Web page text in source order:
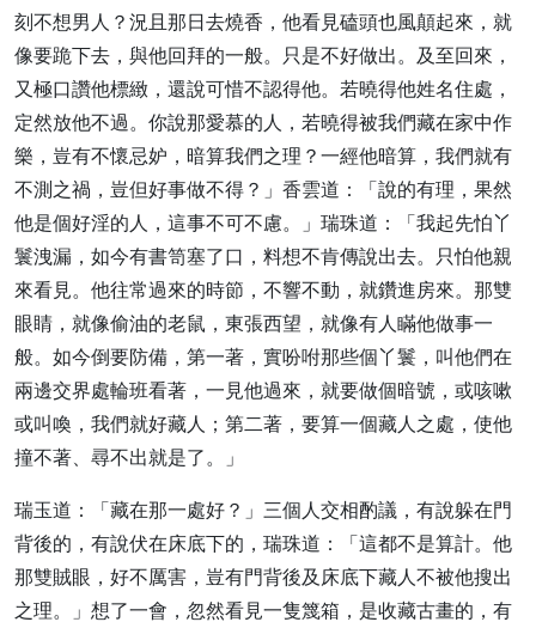
刻不想男人？況且那日去燒香，他看見磕頭也風顛起來，就
像要跪下去，與他回拜的一般。只是不好做出。及至回來，
又極口讚他標緻，還說可惜不認得他。若曉得他姓名住處，
定然放他不過。你說那愛慕的人，若曉得被我們藏在家中作
樂，豈有不懷忌妒，暗算我們之理？一經他暗算，我們就有
不測之禍，豈但好事做不得？」香雲道：「說的有理，果然
他是個好淫的人，這事不可不慮。」瑞珠道：「我起先怕丫
鬟洩漏，如今有書笥塞了口，料想不肯傳說出去。只怕他親
來看見。他往常過來的時節，不響不動，就鑽進房來。那雙
眼睛，就像偷油的老鼠，東張西望，就像有人瞞他做事一
般。如今倒要防備，第一著，實吩咐那些個丫鬟，叫他們在
兩邊交界處輪班看著，一見他過來，就要做個暗號，或咳嗽
或叫喚，我們就好藏人；第二著，要算一個藏人之處，使他
撞不著、尋不出就是了。」
瑞玉道：「藏在那一處好？」三個人交相酌議，有說躲在門
背後的，有說伏在床底下的，瑞珠道：「這都不是算計。他
那雙賊眼，好不厲害，豈有門背後及床底下藏人不被他搜出
之理。」想了一會，忽然看見一隻篾箱，是收藏古畫的，有